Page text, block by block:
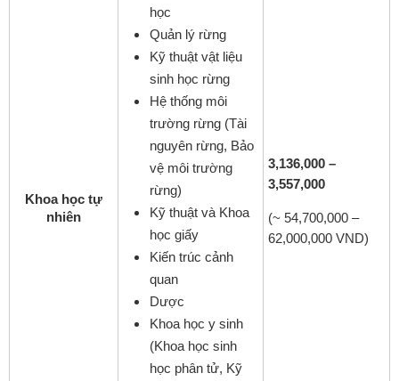
Khoa học tự
nhiên
học
Quản lý rừng
Kỹ thuật vật liệu
sinh học rừng
Hệ thống môi
trường rừng (Tài
nguyên rừng, Bảo
vệ môi trường
rừng)
Kỹ thuật và Khoa
học giấy
Kiến trúc cảnh
quan
Dược
Khoa học y sinh
(Khoa học sinh
học phân tử, Kỹ
3,136,000 –
3,557,000
(~ 54,700,000 –
62,000,000 VND)